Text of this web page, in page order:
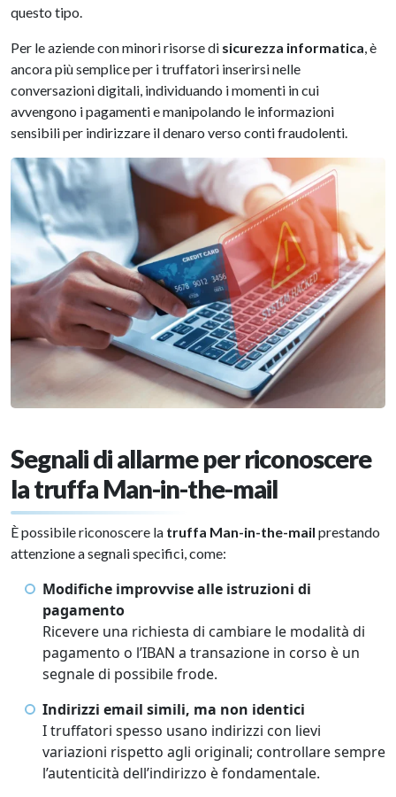
questo tipo.
Per le aziende con minori risorse di sicurezza informatica, è
ancora più semplice per i truffatori inserirsi nelle
conversazioni digitali, individuando i momenti in cui
avvengono i pagamenti e manipolando le informazioni
sensibili per indirizzare il denaro verso conti fraudolenti.
Segnali di allarme per riconoscere
la truffa Man-in-the-mail
È possibile riconoscere la truffa Man-in-the-mail prestando
attenzione a segnali specifici, come:
Modifiche improvvise alle istruzioni di
pagamento
Ricevere una richiesta di cambiare le modalità di
pagamento o l’IBAN a transazione in corso è un
segnale di possibile frode.
Indirizzi email simili, ma non identici
I truffatori spesso usano indirizzi con lievi
variazioni rispetto agli originali; controllare sempre
l’autenticità dell’indirizzo è fondamentale.